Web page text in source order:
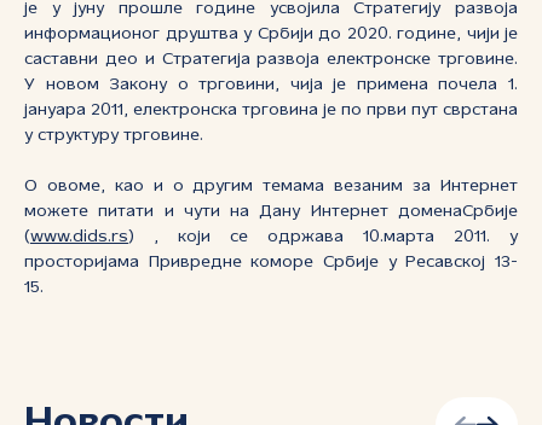
је у јуну прошле године усвојила Стратегију развоја
информационог друштва у Србији до 2020. године, чији је
саставни део и Стратегија развоја електронске трговине.
У новом Закону о трговини, чија је примена почела 1.
јануара 2011, електронска трговина је по први пут сврстана
у структуру трговине.
О овоме, као и о другим темама везаним за Интернет
можете питати и чути на Дану Интернет доменаСрбије
(www.dids.rs) , који се одржава 10.марта 2011. у
просторијама Привредне коморе Србије у Ресавској 13-
15.